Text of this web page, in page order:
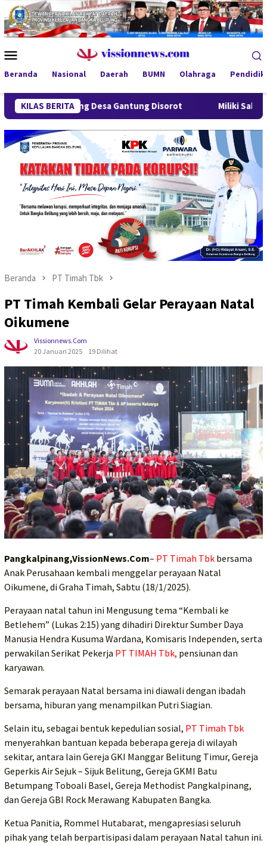
Loncat
ke
konten
Mobile
Beranda Nasional Daerah BUMN Olahraga
KILAS BERITA
Desa Gantung Disorot Miliki Sabu 50 Gram, IRT
Beranda PT Timah Tbk
PT Timah Kembali Gelar Perayaan Natal
Oikumene
Vissionnews.com
20 Januari 2025
19 Dilihat
Pangkalpinang,VissionNews.Com– PT Timah Tbk bersama
Anak Perusahaan kembali menggelar perayaan Natal
Oikumene, di Graha Timah, Sabtu (18/1/2025).
Perayaan natal tahun ini Mengusung tema “Kembali ke
Betlehem” (Lukas 2:15) yang dihadiri Direktur Sumber Daya
Manusia Hendra Kusuma Wardana, Komisaris Independen, serta
perwakilan Serikat Pekerja PT TIMAH Tbk, pensiunan dan
karyawan.
Semarak perayaan Natal bersama ini diawali dengan ibadah
bersama, hiburan yang menampilkan Putri Siagian.
Selain itu, sebagai bentuk kepedulian sosial, PT Timah Tbk
menyerahkan bantuan kepada beberapa gereja di wilayah
sekitar, antara lain Gereja GKI Manggar Belitung Timur, Gereja
Geperkis Air Sejuk – Sijuk Belitung, Gereja GKMI Batu
Betumpang Toboali Basel, Gereja Methodist Pangkalpinang,
dan Gereja GBI Rock Merawang Kabupaten Bangka.
Ketua Panitia, Rommel Hutabarat, mengapresiasi seluruh
pihak yang telah berpartisipasi dalam perayaan Natal tahun ini.